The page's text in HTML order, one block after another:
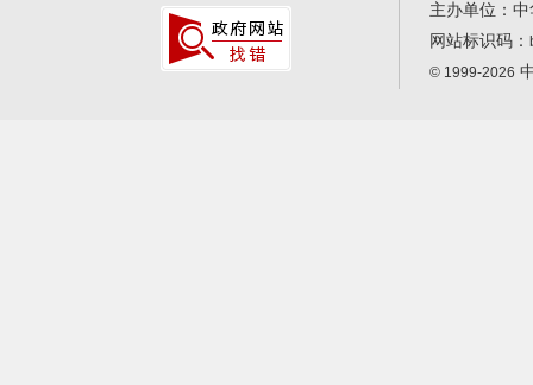
主办单位：
网站标识码：
© 1999-2026